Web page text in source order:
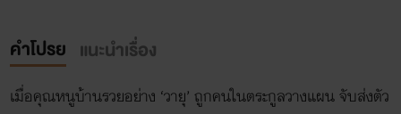
คำโปรย แนะนำเรื่อง
เมื่อคุณหนูบ้านรวยอย่าง ‘วายุ’ ถูกคนในตระกูลวางแผน จับส่งตัว